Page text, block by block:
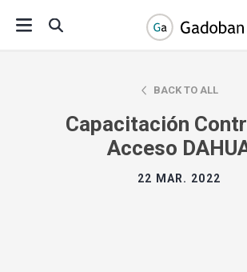
BACK TO ALL
Capacitación
Acceso
22 MAR. 2022